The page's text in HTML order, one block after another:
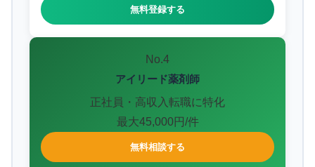
無料登録する
No.4
アイリード薬剤師
正社員・高収入転職に特化
最大45,000円/件
無料相談する